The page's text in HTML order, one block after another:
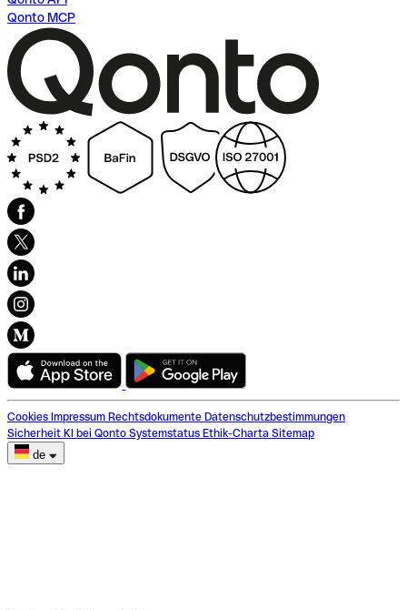
Qonto MCP
Cookies Impressum Rechtsdokumente Datenschutzbestimmungen
Sicherheit KI bei Qonto Systemstatus Ethik-Charta Sitemap
de